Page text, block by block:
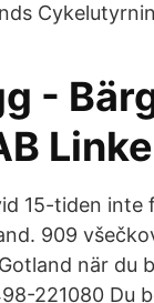
-
15-tiden
909
när du
221080 Du